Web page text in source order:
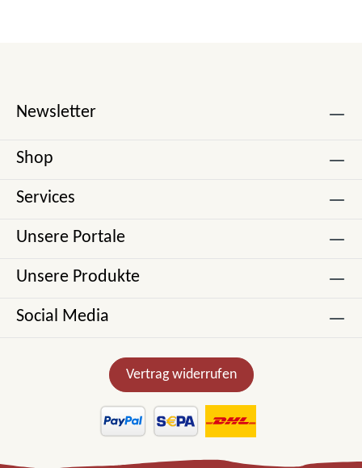
Newsletter
Shop
Services
Unsere Portale
Unsere Produkte
Social Media
Vertrag widerrufen